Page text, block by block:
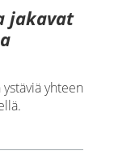
jakavat
yhteen